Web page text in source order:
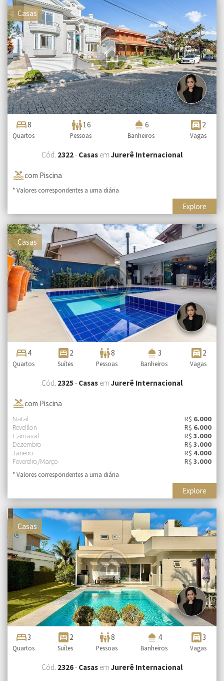
Casas
bed8
Quartos
family_restroom16
Pessoas
shower 6
Banheiros
garage 2
Vagas
Cód. 2322- Casas em Jurerê Internacional
poolcom Piscina
* Valores correspondentes a uma diária
Explore
Casas
bed4
Quartos
bedroom_parent 2
Suítes
family_restroom8
Pessoas
shower 3
Banheiros
garage 2
Vagas
Cód. 2325 - Casas em Jurerê Internacional
poolcom Piscina
Natal R$ 6.000
Reveillon
R$ 6.000
Carnaval
R$ 3.000
Dezembro
R$ 3.000
Janeiro
R$ 4.000
Fevereiro/Março
R$ 3.000
* Valores correspondentes a uma diária
Explore
Casas
bed3
Quartos
bedroom_parent 2
Suítes
family_restroom8
Pessoas
shower 4
Banheiros
garage 3
Vagas
Cód. 2326- Casas em Jurerê Internacional